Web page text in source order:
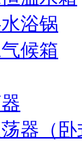
浴锅
候箱
器（卧